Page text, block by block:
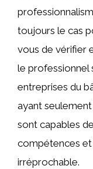
toujours le cas
vous de vérifier
le professionnel
entreprises du
ayant seulement
sont capables
compétences et
irréprochable.